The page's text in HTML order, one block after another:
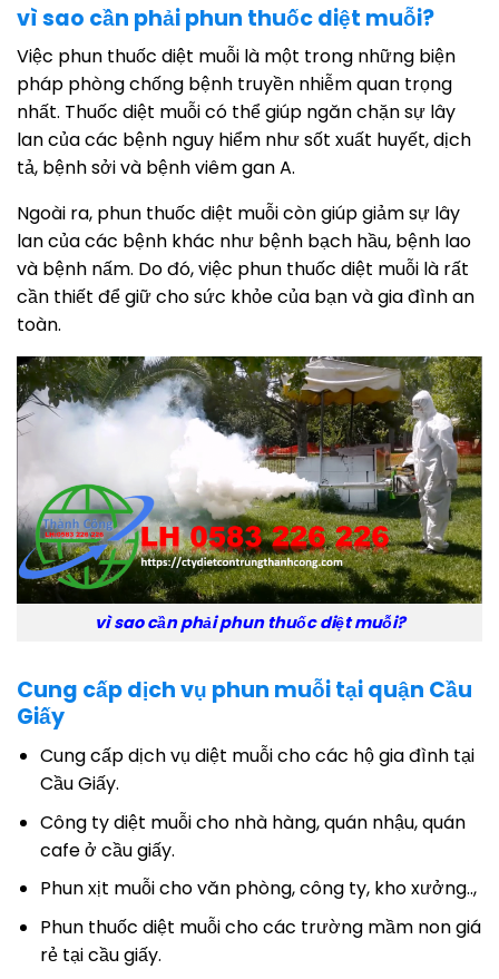
vì sao cần phải phun thuốc diệt muỗi?
Việc phun thuốc diệt muỗi là một trong những biện
pháp phòng chống bệnh truyền nhiễm quan trọng
nhất. Thuốc diệt muỗi có thể giúp ngăn chặn sự lây
lan của các bệnh nguy hiểm như sốt xuất huyết, dịch
tả, bệnh sởi và bệnh viêm gan A.
Ngoài ra, phun thuốc diệt muỗi còn giúp giảm sự lây
lan của các bệnh khác như bệnh bạch hầu, bệnh lao
và bệnh nấm. Do đó, việc phun thuốc diệt muỗi là rất
cần thiết để giữ cho sức khỏe của bạn và gia đình an
toàn.
vì sao cần phải phun thuốc diệt muỗi?
Cung cấp dịch vụ phun muỗi tại quận Cầu
Giấy
Cung cấp dịch vụ diệt muỗi cho các hộ gia đình tại
Cầu Giấy.
Công ty diệt muỗi cho nhà hàng, quán nhậu, quán
cafe ở cầu giấy.
Phun xịt muỗi cho văn phòng, công ty, kho xưởng..,
Phun thuốc diệt muỗi cho các trường mầm non giá
rẻ tại cầu giấy.